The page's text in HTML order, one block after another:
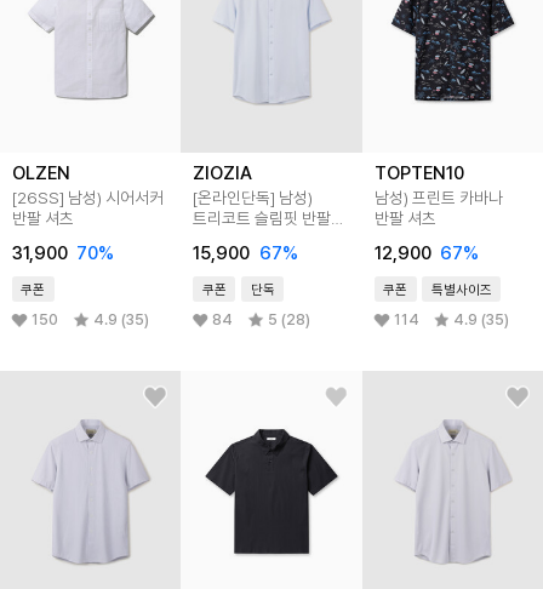
OLZEN
[26SS] 남성) 시어서커
반팔 셔츠
31,900 70%
쿠폰
150 4.9 (35)
ZIOZIA
[온라인단독] 남성)
트리코트 슬림핏 반팔
15,900 67%
쿠폰 단독
84 5 (28)
TOPTEN10
남성) 프린트 카바나
반팔 셔츠
12,900 67%
쿠폰 특별사이즈
114 4.9 (35)